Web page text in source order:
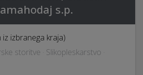
s.p.
iz izbranega kraja)
storitve · Slikopleskarstvo ·